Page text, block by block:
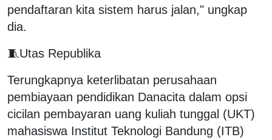
pendaftaran kita sistem harus jalan," ungkap
dia.
🧵Utas Republika
Terungkapnya keterlibatan perusahaan
pembiayaan pendidikan Danacita dalam opsi
cicilan pembayaran uang kuliah tunggal (UKT)
mahasiswa Institut Teknologi Bandung (ITB)